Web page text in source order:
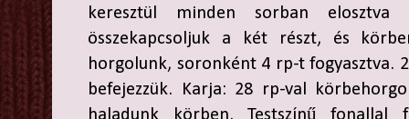
keresztül minden sorban
összekapcsoljuk a két részt, és
horgolunk, soronként 4 rp-t fogyasztva.
befejezzük. Karja: 28 rp-val